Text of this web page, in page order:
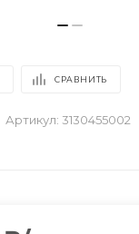
СРАВНИТЬ
Артикул: 3130455002